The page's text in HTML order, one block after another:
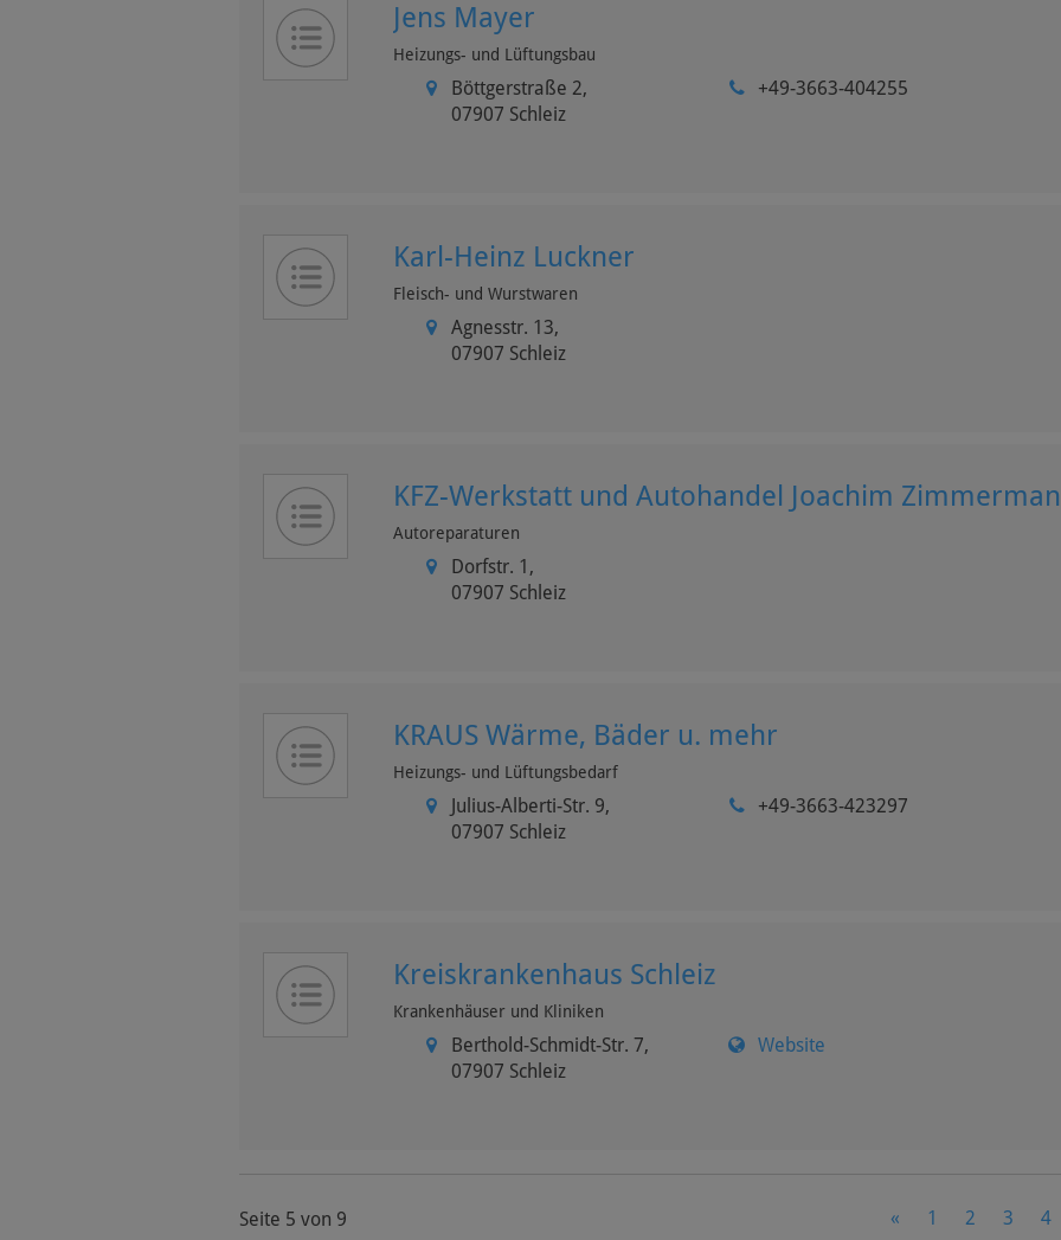
Jens Mayer
Heizungs- und Lüftungsbau
Böttgerstraße 2,
07907 Schleiz
+49-3663-404255
Karl-Heinz Luckner
Fleisch- und Wurstwaren
Agnesstr. 13,
07907 Schleiz
KFZ-Werkstatt und Autohandel Joachim
Autoreparaturen
Dorfstr. 1,
07907 Schleiz
KRAUS Wärme, Bäder u. mehr
Heizungs- und Lüftungsbedarf
Julius-Alberti-Str. 9,
07907 Schleiz
+49-3663-423297
Kreiskrankenhaus Schleiz
Krankenhäuser und Kliniken
Berthold-Schmidt-Str. 7,
07907 Schleiz
Website
Seite 5 von 9 «Previous
1 2 3 4